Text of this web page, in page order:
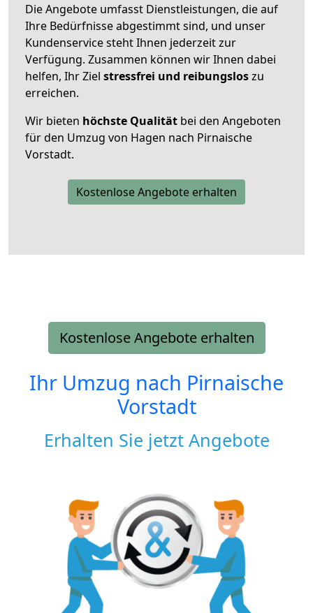
Die Angebote umfasst Dienstleistungen, die auf
Ihre Bedürfnisse abgestimmt sind, und unser
Kundenservice steht Ihnen jederzeit zur
Verfügung. Zusammen können wir Ihnen dabei
helfen, Ihr Ziel stressfrei und reibungsloszu
erreichen.
Wir bieten höchste Qualität bei den Angeboten
für den Umzug von Hagen nach Pirnaische
Vorstadt.
Kostenlose Angebote erhalten
Kostenlose Angebote erhalten
Ihr Umzug nach Pirnaische
Vorstadt
Erhalten Sie jetzt Angebote